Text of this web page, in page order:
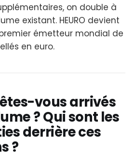
on double à
existant. HEURO devient
émetteur mondial de
en euro.
vous arrivés
? Qui sont les
derrière ces
?